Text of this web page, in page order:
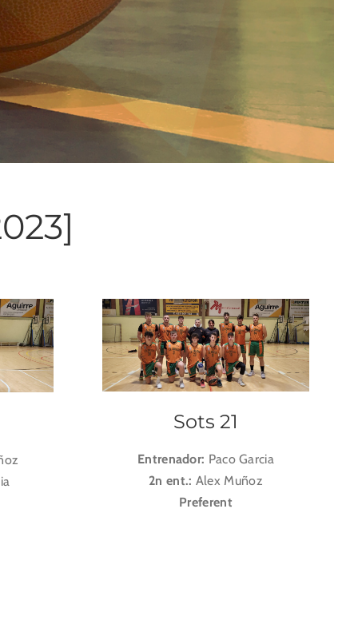
Sots 21
Entrenador: Paco Garcia
2n ent.: Alex Muñoz
Preferent